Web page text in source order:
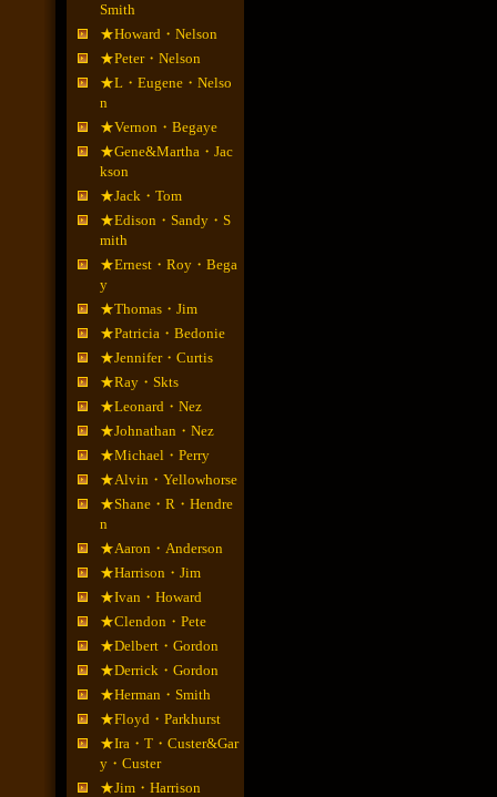
Smith
★Howard・Nelson
★Peter・Nelson
★L・Eugene・Nelso
n
★Vernon・Begaye
★Gene&Martha・Jac
kson
★Jack・Tom
★Edison・Sandy・S
mith
★Ernest・Roy・Bega
y
★Thomas・Jim
★Patricia・Bedonie
★Jennifer・Curtis
★Ray・Skts
★Leonard・Nez
★Johnathan・Nez
★Michael・Perry
★Alvin・Yellowhorse
★Shane・R・Hendre
n
★Aaron・Anderson
★Harrison・Jim
★Ivan・Howard
★Clendon・Pete
★Delbert・Gordon
★Derrick・Gordon
★Herman・Smith
★Floyd・Parkhurst
★Ira・T・Custer&Gar
y・Custer
★Jim・Harrison